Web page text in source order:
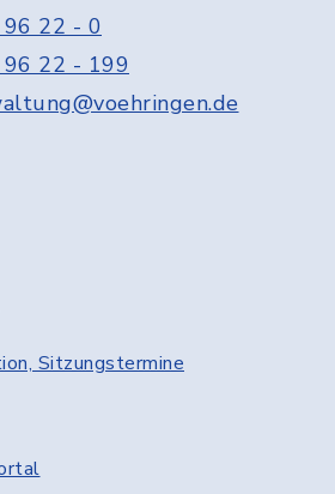
22 - 0
22 - 199
Sitzungstermine